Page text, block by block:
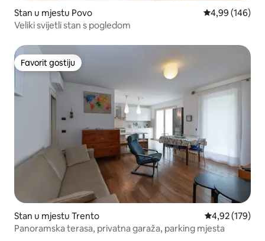
Stan u mjestu Povo Prosječna
4,99 (146)
Veliki svijetli stan s pogledom
Favorit gostiju
Favorit gostiju
Stan u mjestu Trento Prosječna
4,92 (179)
Panoramska terasa, privatna garaža, parking mjesta